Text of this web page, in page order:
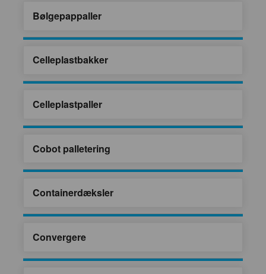
Bølgepappaller
Celleplastbakker
Celleplastpaller
Cobot palletering
Containerdæksler
Convergere